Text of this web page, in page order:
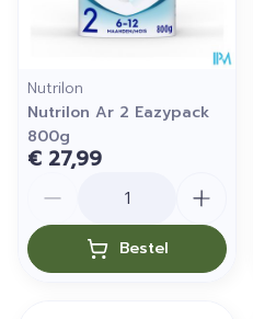
Nutrilon
Nutrilon Ar 2 Eazypack
800g
€ 27,99
Bestel